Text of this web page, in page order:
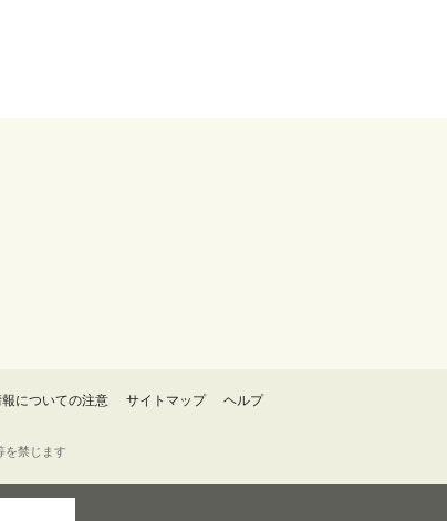
についての注意 サイトマップ ヘルプ
を禁じます